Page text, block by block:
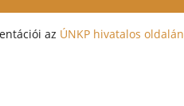
az ÚNKP hivatalos oldalán